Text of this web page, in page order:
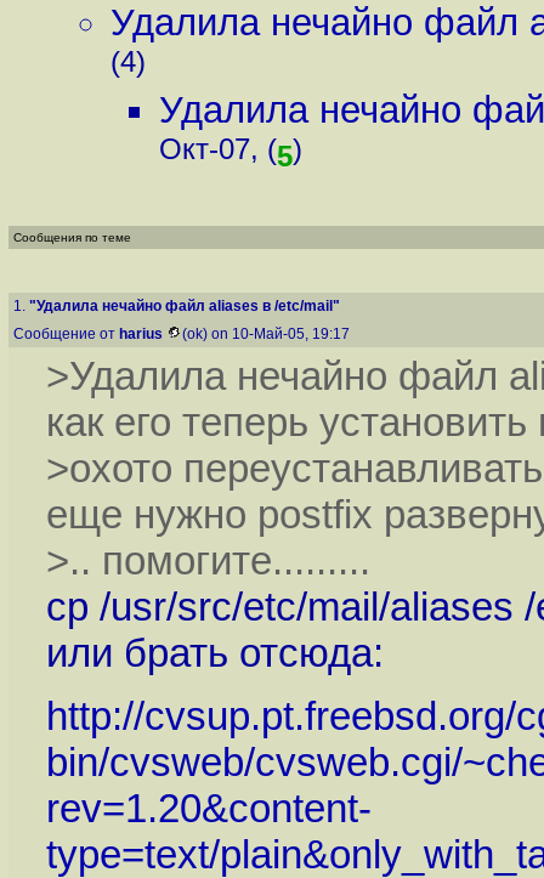
Удалила нечайно файл
(4)
Удалила нечайно
Окт-07, (5)
Сообщения по теме
1. "Удалила нечайно файл aliases в /etc/mail"
Сообщение от harius (ok) on 10-Май-05, 19:17
>Удалила нечайно файл
как его теперь установить
>охото
еще нужно postfix
>.. помогите.........
cp /usr/src/etc/mail/aliases
или брать отсюда:
http://cvsup.pt.freebsd.org/
bin/cvsweb/cvsweb.cgi/
rev=1.20&content-
type=text/